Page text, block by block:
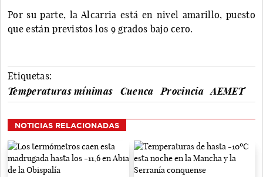
Por su parte, la Alcarria está en nivel amarillo, puesto
que están previstos los 9 grados bajo cero.
Etiquetas:
Temperaturas mínimas
Cuenca Provincia AEMET
NOTICIAS RELACIONADAS